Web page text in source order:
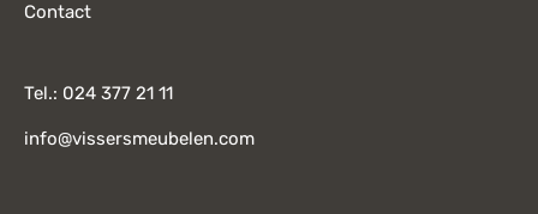
Contact
Tel.: 024 377 21 11
info@vissersmeubelen.com